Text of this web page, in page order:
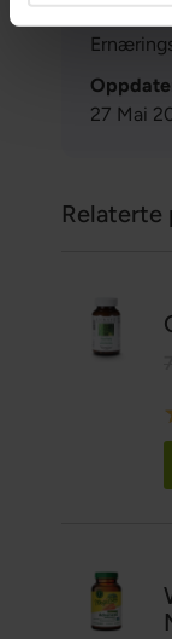
27 Mai
Relaterte